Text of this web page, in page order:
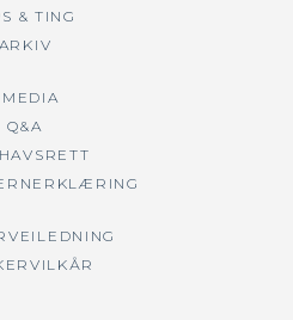
& TING
ARKIV
Q&A